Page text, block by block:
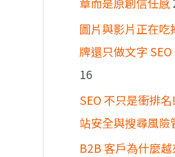
圖片與影片正在吃
牌還只做文字 SEO
16
SEO 不只是衝排
站安全與搜尋風險
B2B 客戶為什麼